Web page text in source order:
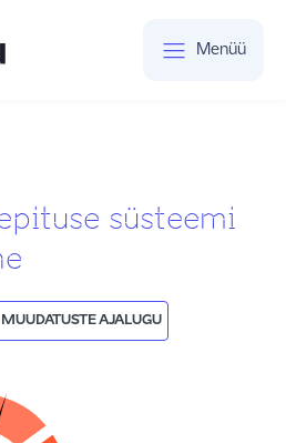
Menüü
süsteemi
MUUDATUSTE AJALUGU